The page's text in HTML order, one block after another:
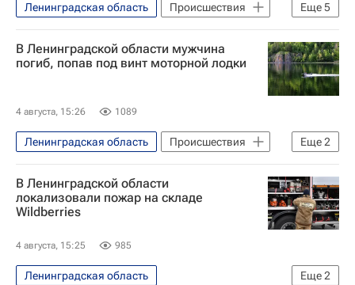
Еще5
Ленинградская область
Происшествия
Москва
Россия
Московский городской суд
В Ленинградской области мужчина
погиб, попав под винт моторной лодки
4 августа, 15:26 1089
Еще2
Ленинградская область
Происшествия
Россия
Нева (река)
В Ленинградской области
локализовали пожар на складе
Wildberries
4 августа, 15:25 985
Еще2
Ленинградская область